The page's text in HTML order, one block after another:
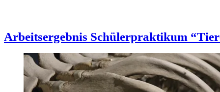
Arbeitsergebnis Schülerpraktikum